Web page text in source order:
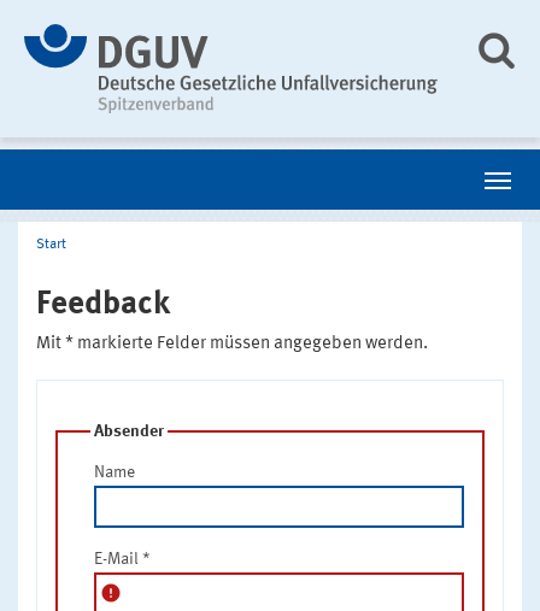
Start
Feedback
Mit * markierte Felder müssen angegeben werden.
Absender
Name
E-Mail *
error